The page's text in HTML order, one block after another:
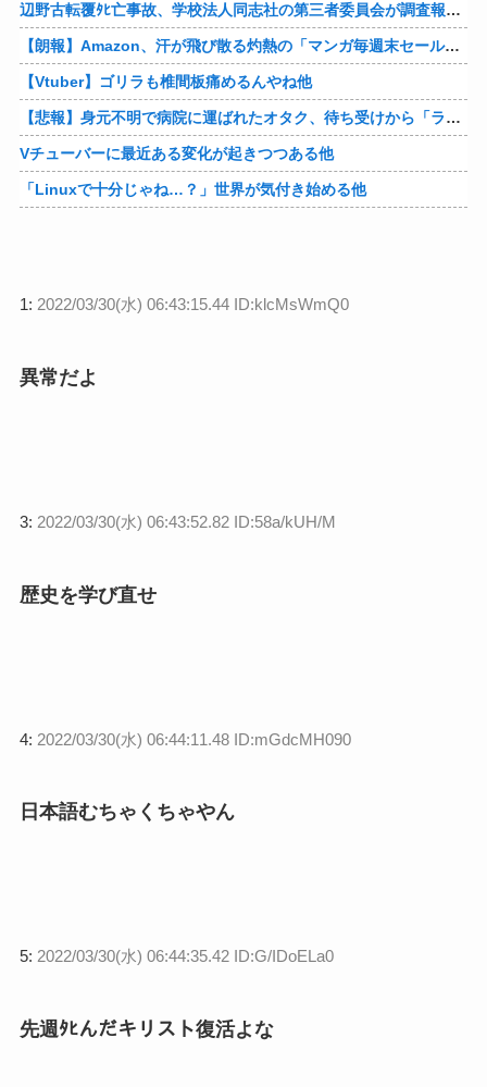
辺野古転覆ﾀﾋ亡事故、学校法人同志社の第三者委員会が調査報告書を公表 … 安全配慮義務違反や安全管理に関する検証を妨げた組織風土の存在を指摘
【朗報】Amazon、汗が飛び散る灼熱の「マンガ毎週末セール（50%還元）」を開催！他
【Vtuber】ゴリラも椎間板痛めるんやね他
【悲報】身元不明で病院に運ばれたオタク、待ち受けから「ラブライブ」と呼ばれるｗｗｗｗ他
Vチューバーに最近ある変化が起きつつある他
「Linuxで十分じゃね…？」世界が気付き始める他
1: 2022/03/30(水) 06:43:15.44 ID:klcMsWmQ0
異常だよ
3: 2022/03/30(水) 06:43:52.82 ID:58a/kUH/M
歴史を学び直せ
4: 2022/03/30(水) 06:44:11.48 ID:mGdcMH090
日本語むちゃくちゃやん
5: 2022/03/30(水) 06:44:35.42 ID:G/IDoELa0
先週ﾀﾋんだキリスト復活よな